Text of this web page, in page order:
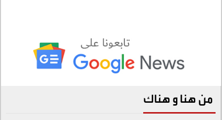
من هنا و هناك